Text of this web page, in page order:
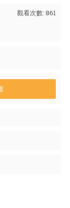
面膜 6x2 8ML
觀看次數: 861